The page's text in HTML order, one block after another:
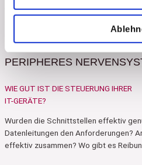
Wie viel Software haben Sie? Welche
unnötige Kosten? Ist ihre Software
PERIPHERES
WIE GUT IST DIE STEUERUNG IHRER
IT-GERÄTE?
Wurden die Schnittstellen effektiv
Datenleitungen den Anforderungen?
effektiv zusammen? Wo gibt es